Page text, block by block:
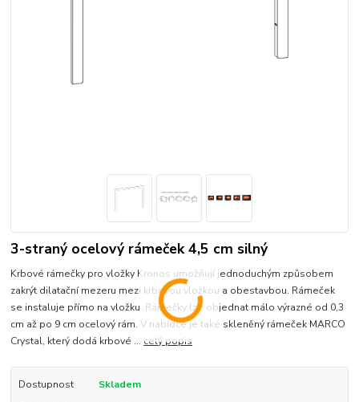
3-straný ocelový rámeček 4,5 cm silný
Krbové rámečky pro vložky Kronos umožňují jednoduchým způsobem
zakrýt dilatační mezeru mezi krbovou vložkou a obestavbou. Rámeček
se instaluje přímo na vložku. Rámečky lze objednat málo výrazné od 0,3
cm až po 9 cm ocelový rám. V nabídce je také skleněný rámeček MARCO
Crystal, který dodá krbové ... celý popis
Dostupnost
Skladem